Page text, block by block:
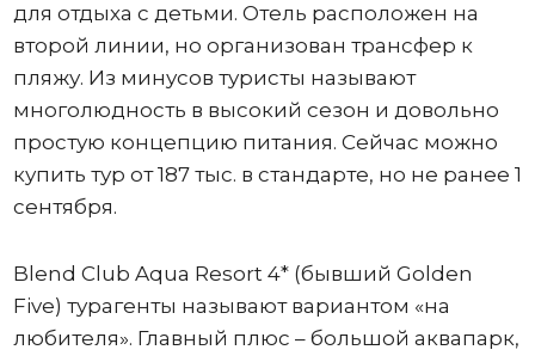
для отдыха с детьми. Отель расположен на
второй линии, но организован трансфер к
пляжу. Из минусов туристы называют
многолюдность в высокий сезон и довольно
простую концепцию питания. Сейчас можно
купить тур от 187 тыс. в стандарте, но не ранее 1
сентября.
Blend Club Aqua Resort 4* (бывший Golden
Five) турагенты называют вариантом «на
любителя». Главный плюс – большой аквапарк,